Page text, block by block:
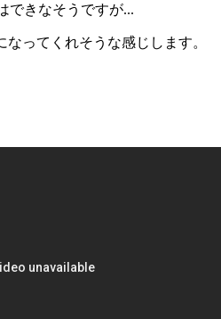
できなそうですが...
ってくれそうな感じします。